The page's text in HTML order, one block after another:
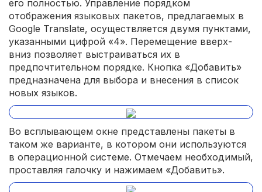
его полностью. Управление порядком
отображения языковых пакетов, предлагаемых в
Google Translate, осуществляется двумя пунктами,
указанными цифрой «4». Перемещение вверх-
вниз позволяет выстраиваться их в
предпочтительном порядке. Кнопка «Добавить»
предназначена для выбора и внесения в список
новых языков.
Во всплывающем окне представлены пакеты в
таком же варианте, в котором они используются
в операционной системе. Отмечаем необходимый,
проставляя галочку и нажимаем «Добавить».